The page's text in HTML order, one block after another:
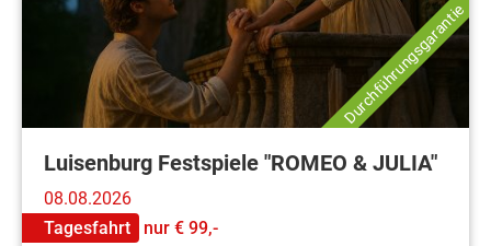
Durchführungsgarantie
Luisenburg Festspiele "ROMEO & JULIA"
08.08.2026
Tagesfahrt
nur € 99,-